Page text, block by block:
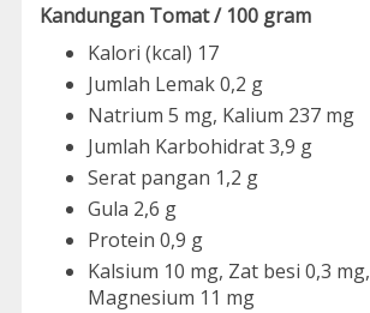
Kandungan Tomat / 100 gram
Kalori (kcal) 17
Jumlah Lemak 0,2 g
Natrium 5 mg, Kalium 237 mg
Jumlah Karbohidrat 3,9 g
Serat pangan 1,2 g
Gula 2,6 g
Protein 0,9 g
Kalsium 10 mg, Zat besi 0,3 mg,
Magnesium 11 mg